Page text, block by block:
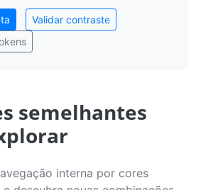
Validar contraste
semelhantes
interna por cores